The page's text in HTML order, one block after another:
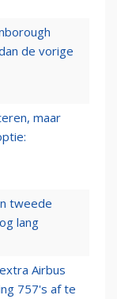
de vorige
maar
tweede
lang
Airbus
757's af te